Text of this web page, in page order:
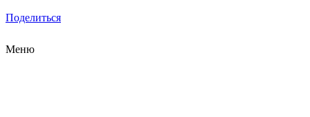
Поделиться
Меню